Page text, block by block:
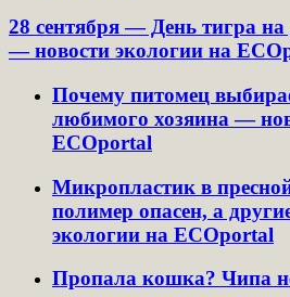
28 сентября — День тигра
— новости экологии на
Почему питомец
любимого хозяина —
ECOportal
Микропластик в
полимер опасен, а
экологии на ECOportal
Пропала кошка? Чипа